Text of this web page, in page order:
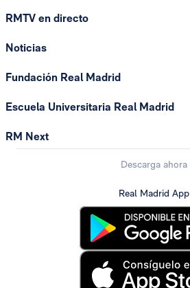
RMTV en directo
Noticias
Fundación Real Madrid
Escuela Universitaria Real Madrid
RM Next
Descarga ahora
Real Madrid App